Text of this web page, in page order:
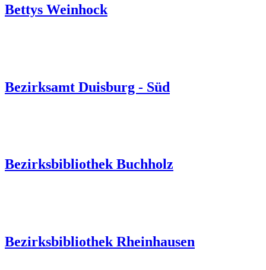
Bettys Weinhock
Bezirksamt Duisburg - Süd
Bezirksbibliothek Buchholz
Bezirksbibliothek Rheinhausen